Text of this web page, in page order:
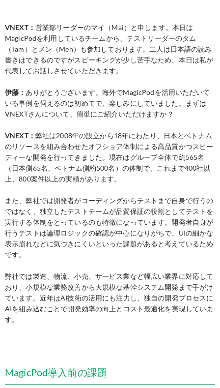
VNEXT： 営業部リーダーのマイ（Mai）と申します。本日は
MagicPodを利用しているチームから、テストリーダーのタム
（Tam）とメン（Men）も参加しております。二人は日本語の読み
書きはできるのですがスピーキングが少し苦手なため、本日は私が
代表してお話しさせていただきます。
伊藤： ありがとうございます。海外でMagicPodを活用いただいて
いる事例を伺えるのは初めてで、楽しみにしていました。まずは
VNEXTさんについて、簡単にご紹介いただけますか？
VNEXT： 弊社は2008年の設立から18年にわたり、日本とベトナム
のリソースを組み合わせたオフショア体制による高品質かつスピー
ディーな開発を行ってきました。現在はグループ全体で約565名
（日本側65名、ベトナム側約500名）の体制で、これまで400社以
上、800案件以上の実績があります。
また、弊社では開発者がコーディングからテストまで自身で行うの
ではなく、独立したテストチームが品質保証の役割としてテストを
実行する体制をとっているのも特徴になっています。開発者自身が
行うテストは論理ロジックの確認が中心になりがちで、UIの細かな
表示崩れなどに気づきにくいといった課題があると考えているため
です。
弊社では製造、物流、小売、サービス業など幅広い業界に対応して
おり、小規模な業務改善から大規模な基幹システム開発まで手がけ
ています。近年はAI技術の活用にも注力し、独自の開発プロセスに
AIを組み込むことで開発効率の向上とコスト最適化を実現していま
す。
MagicPod導入前の課題